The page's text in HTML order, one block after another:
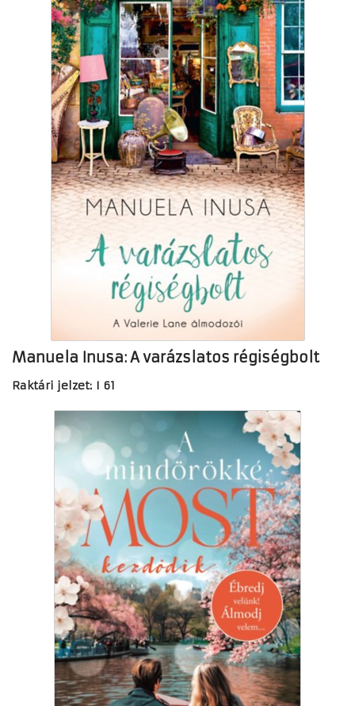
Manuela Inusa: A varázslatos régiségbolt
Raktári jelzet: I 61